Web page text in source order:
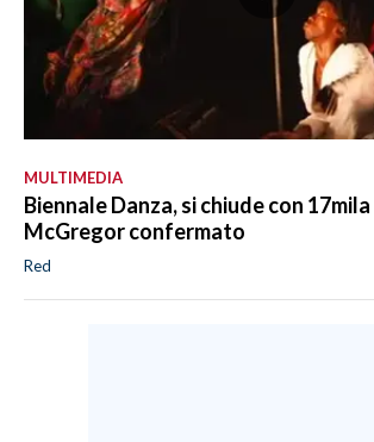
MULTIMEDIA
Biennale Danza, si chiude con
McGregor confermato
Red